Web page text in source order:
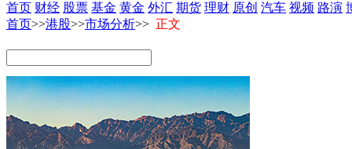
首页 财经 股票 基金 黄金 外汇 期货 理财 原创 汽车 视频 路演
首页>>港股>>市场分析>> 正文